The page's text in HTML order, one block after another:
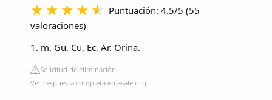
Puntuación: 4.5/5 (55
valoraciones)
1. m. Gu, Cu, Ec, Ar. Orina.
Solicitud de eliminación
Ver respuesta completa en asale.org